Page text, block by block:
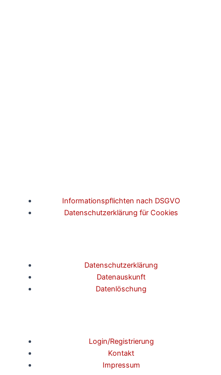
Informationspflichten nach DSGVO
Datenschutzerklärung für Cookies
Datenschutzerklärung
Datenauskunft
Datenlöschung
Login/Registrierung
Kontakt
Impressum